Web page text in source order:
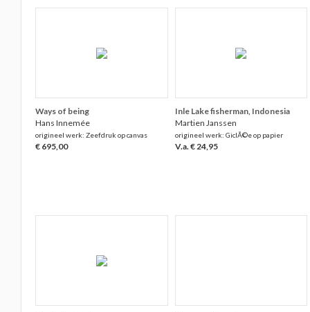
Ways of being
Hans Innemée
origineel werk: Zeefdruk op canvas
€ 695,00
Inle Lake fisherman, Indonesia
Martien Janssen
origineel werk: GiclÃ©e op papier
V.a. € 24,95